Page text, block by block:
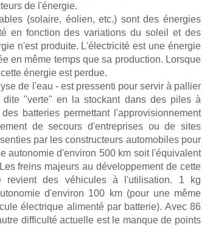
de l'énergie.
(solaire, éolien, etc.) sont des énergies
en fonction des variations du soleil et des
n'est produite. L'électricité est une énergie
en même temps que sa production. Lorsque
énergie est perdue.
de l'eau - est pressenti pour servir à pallier
"verte" en la stockant dans des piles à
batteries permettant l'approvisionnement
de secours d'entreprises ou de sites
par les constructeurs automobiles pour
autonomie d'environ 500 km soit l'équivalent
freins majeurs au développement de cette
revient des véhicules à l'utilisation. 1 kg
d'environ 100 km (pour une même
électrique alimenté par batterie). Avec 86
difficulté actuelle est le manque de points